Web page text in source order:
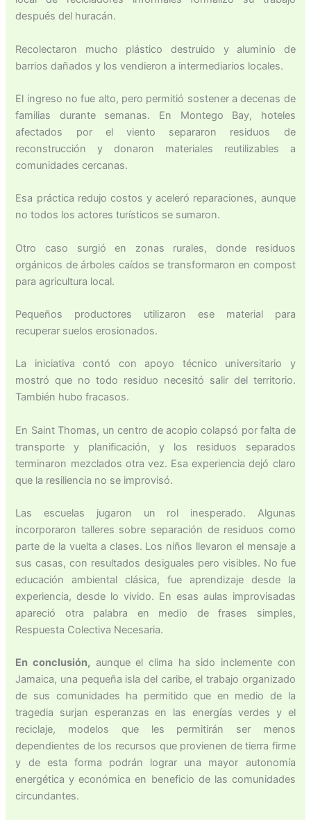
después del huracán.
Recolectaron mucho plástico destruido y aluminio de
barrios dañados y los vendieron a intermediarios locales.
El ingreso no fue alto, pero permitió sostener a decenas de
familias durante semanas. En Montego Bay, hoteles
afectados por el viento separaron residuos de
reconstrucción y donaron materiales reutilizables a
comunidades cercanas.
Esa práctica redujo costos y aceleró reparaciones, aunque
no todos los actores turísticos se sumaron.
Otro caso surgió en zonas rurales, donde residuos
orgánicos de árboles caídos se transformaron en compost
para agricultura local.
Pequeños productores utilizaron ese material para
recuperar suelos erosionados.
La iniciativa contó con apoyo técnico universitario y
mostró que no todo residuo necesitó salir del territorio.
También hubo fracasos.
En Saint Thomas, un centro de acopio colapsó por falta de
transporte y planificación, y los residuos separados
terminaron mezclados otra vez. Esa experiencia dejó claro
que la resiliencia no se improvisó.
Las escuelas jugaron un rol inesperado. Algunas
incorporaron talleres sobre separación de residuos como
parte de la vuelta a clases. Los niños llevaron el mensaje a
sus casas, con resultados desiguales pero visibles. No fue
educación ambiental clásica, fue aprendizaje desde la
experiencia, desde lo vivido. En esas aulas improvisadas
apareció otra palabra en medio de frases simples,
Respuesta Colectiva Necesaria.
En conclusión, aunque el clima ha sido inclemente con
Jamaica, una pequeña isla del caribe, el trabajo organizado
de sus comunidades ha permitido que en medio de la
tragedia surjan esperanzas en las energías verdes y el
reciclaje, modelos que les permitirán ser menos
dependientes de los recursos que provienen de tierra firme
y de esta forma podrán lograr una mayor autonomía
energética y económica en beneficio de las comunidades
circundantes.